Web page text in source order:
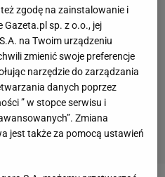
zgodę na zainstalowanie i
sp. z o.o., jej
na Twoim urządzeniu
zmienić swoje preferencje
narzędzie do zarządzania
danych poprzez
” w stopce serwisu i
Zmiana
jest także za pomocą ustawień